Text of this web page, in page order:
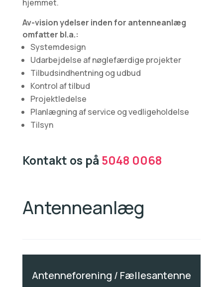
hjemmet.
Av-vision ydelser inden for antenneanlæg
omfatter bl.a.:
Systemdesign
Udarbejdelse af nøglefærdige projekter
Tilbudsindhentning og udbud
Kontrol af tilbud
Projektledelse
Planlægning af service og vedligeholdelse
Tilsyn
Kontakt os på 5048 0068
Antenneanlæg
Antenneforening / Fællesantenne